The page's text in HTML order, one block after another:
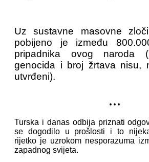
Uz sustavne masovne
pobijeno je između
pripadnika ovog naroda
genocida i broj žrtava nisu,
utvrđeni).
...
Turska i danas odbija priznati
se dogodilo u prošlosti i to
rijetko je uzrokom nesporazuma
zapadnog svijeta.